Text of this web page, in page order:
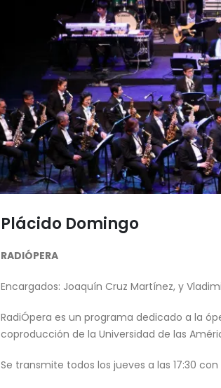
Plácido Domingo
RADIÓPERA
Encargados: Joaquín Cruz Martínez, y
RadiÓpera es un programa dedicado a la
coproducción de la Universidad de las
Se transmite todos los jueves a las 17:30